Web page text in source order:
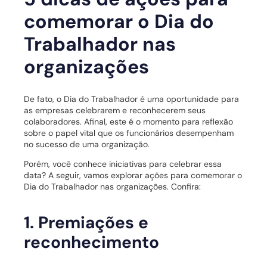
comemorar o Dia do
Trabalhador nas
organizações
De fato, o Dia do Trabalhador é uma oportunidade para
as empresas celebrarem e reconhecerem seus
colaboradores. Afinal, este é o momento para reflexão
sobre o papel vital que os funcionários desempenham
no sucesso de uma organização.
Porém, você conhece iniciativas para celebrar essa
data? A seguir, vamos explorar ações para comemorar o
Dia do Trabalhador nas organizações. Confira:
1. Premiações e
reconhecimento